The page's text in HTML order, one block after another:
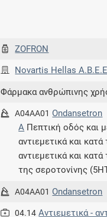
επιπλέον
Βρείτε
νόσους,
ZOFRON
Novartis Hellas
Φάρμακα ανθρώπινης
A04AA01 Ondansetron
A Πεπτική οδός και
αντιεμετικά και
αντιεμετικά και
της σεροτονίνης
A04AA01 Ondansetron
04.14 Αντιεμετικά -